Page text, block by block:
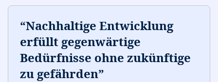
“Nachhaltige Entwicklung
erfüllt gegenwärtige
Bedürfnisse ohne zukünftige
zu gefährden”